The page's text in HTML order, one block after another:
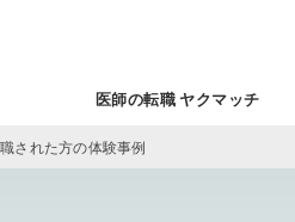
医師の転職 ヤクマッチ
された方の体験事例